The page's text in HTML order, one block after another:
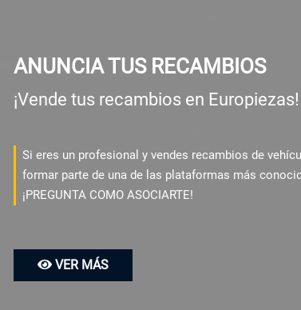
ANUNCIA TUS RECAMBIOS
¡Vende tus recambios en Europiezas!
Si eres un profesional y vendes recambios de
formar parte de una de las plataformas más
¡PREGUNTA COMO ASOCIARTE!
VER MÁS